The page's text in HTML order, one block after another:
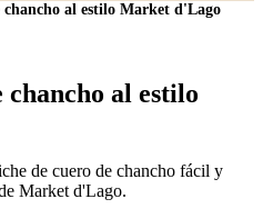
chancho al estilo Market d'Lago
chancho al estilo
de cuero de chancho fácil y
Market d'Lago.